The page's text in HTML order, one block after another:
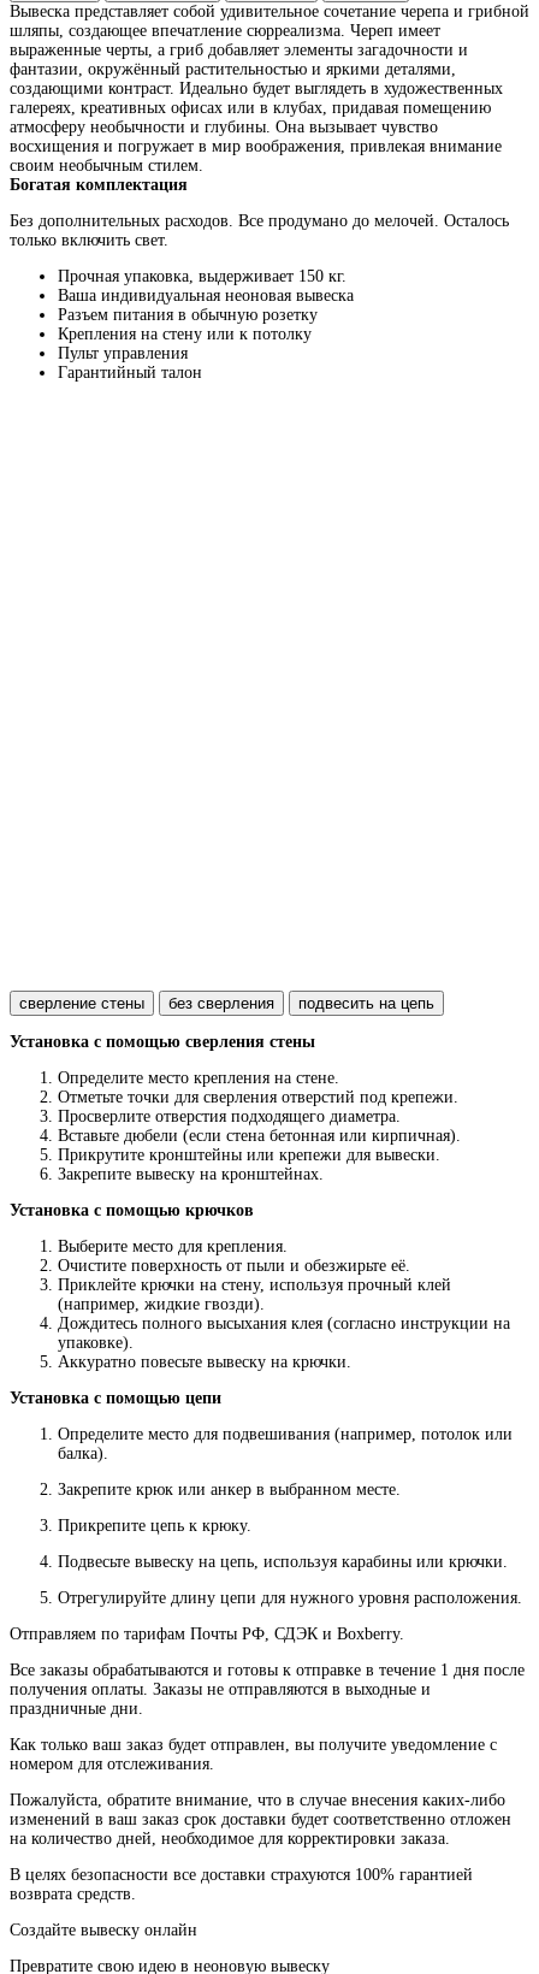
Вывеска представляет собой удивительное сочетание черепа и грибной
шляпы, создающее впечатление сюрреализма. Череп имеет
выраженные черты, а гриб добавляет элементы загадочности и
фантазии, окружённый растительностью и яркими деталями,
создающими контраст. Идеально будет выглядеть в художественных
галереях, креативных офисах или в клубах, придавая помещению
атмосферу необычности и глубины. Она вызывает чувство
восхищения и погружает в мир воображения, привлекая внимание
своим необычным стилем.
Богатая комплектация
Без дополнительных расходов. Все продумано до мелочей. Осталось
только включить свет.
Прочная упаковка, выдерживает 150 кг.
Ваша индивидуальная неоновая вывеска
Разъем питания в обычную розетку
Крепления на стену или к потолку
Пульт управления
Гарантийный талон
сверление стены без сверления подвесить на цепь
Установка с помощью сверления стены
Определите место крепления на стене.
Отметьте точки для сверления отверстий под крепежи.
Просверлите отверстия подходящего диаметра.
Вставьте дюбели (если стена бетонная или кирпичная).
Прикрутите кронштейны или крепежи для вывески.
Закрепите вывеску на кронштейнах.
Установка с помощью крючков
Выберите место для крепления.
Очистите поверхность от пыли и обезжирьте её.
Приклейте крючки на стену, используя прочный клей
(например, жидкие гвозди).
Дождитесь полного высыхания клея (согласно инструкции на
упаковке).
Аккуратно повесьте вывеску на крючки.
Установка с помощью цепи
Определите место для подвешивания (например, потолок или
балка).
Закрепите крюк или анкер в выбранном месте.
Прикрепите цепь к крюку.
Подвесьте вывеску на цепь, используя карабины или крючки.
Отрегулируйте длину цепи для нужного уровня расположения.
Отправляем по тарифам Почты РФ, СДЭК и Boxberry.
Все заказы обрабатываются и готовы к отправке в течение 1 дня после
получения оплаты Заказы не отправляются в выходные и
праздничные дни
Как только ваш заказ будет отправлен вы получите уведомление с
номером для отслеживания
Пожалуйста , обратите внимание что в случае внесения каких-либо
изменений в ваш заказ срок доставки будет соответственно отложен
на количество дней необходимое для корректировки заказа
В целях безопасности все доставки страхуются 100% гарантией
возврата средств.
Создайте вывеску онлайн
Превратите свою идею в неоновую вывеску